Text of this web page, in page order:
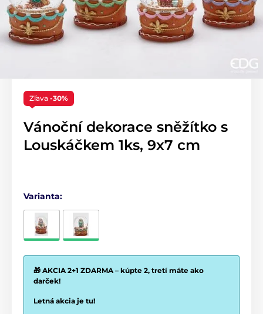
Zľava -30%
Vánoční dekorace sněžítko s
Louskáčkem 1ks, 9x7 cm
Varianta:
🎁 AKCIA 2+1 ZDARMA – kúpte 2, tretí máte ako
darček!
Letná akcia je tu!